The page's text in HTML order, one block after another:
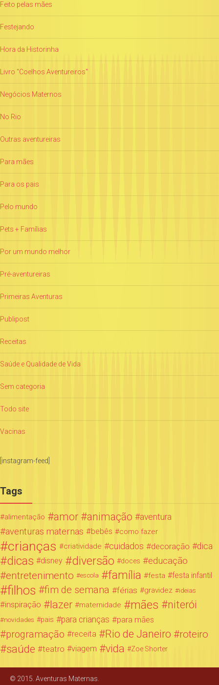
Feito pelas mães
Festejando
Hora da Historinha
Livro "Coelhos Aventureiros"
Negócios Maternos
No Rio
Outras aventureiras
Para mães
Para os pais
Pelo mundo
Pets + Famílias
Por um mundo melhor
Pré-aventureiras
Primeiras Aventuras
Publipost
Receitas
Saúde e Qualidade de Vida
Sem categoria
Todo site
Vacinas
[instagram-feed]
Tags
alimentação amor animação aventura
aventuras maternas bebês como fazer
crianças criatividade cuidados decoração dica
dicas disney diversão doces educação
entretenimento escola família festa festa infantil
filhos fim de semana férias gravidez ideias
inspiração lazer maternidade mães niterói
novidades pais para crianças para mães
programação receita Rio de Janeiro roteiro
saúde teatro viagem vida Zoe Shorter
© 2015. Aventuras Maternas.